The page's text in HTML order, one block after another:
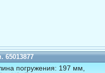
65013877
погружения: 197 мм,